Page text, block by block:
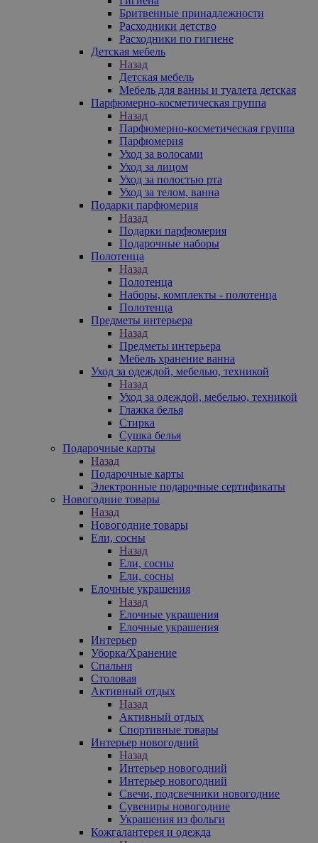
Бритвенные принадлежности
Расходники детство
Расходники по гигиене
Детская мебель
Назад
Детская мебель
Мебель для ванны и туалета детская
Парфюмерно-косметическая группа
Назад
Парфюмерно-косметическая группа
Парфюмерия
Уход за волосами
Уход за лицом
Уход за полостью рта
Уход за телом, ванна
Подарки парфюмерия
Назад
Подарки парфюмерия
Подарочные наборы
Полотенца
Назад
Полотенца
Наборы, комплекты - полотенца
Полотенца
Предметы интерьера
Назад
Предметы интерьера
Мебель хранение ванна
Уход за одеждой, мебелью, техникой
Назад
Уход за одеждой, мебелью, техникой
Глажка белья
Стирка
Сушка белья
Подарочные карты
Назад
Подарочные карты
Электронные подарочные сертификаты
Новогодние товары
Назад
Новогодние товары
Ели, сосны
Назад
Ели, сосны
Ели, сосны
Елочные украшения
Назад
Елочные украшения
Елочные украшения
Интерьер
Уборка/Хранение
Спальня
Столовая
Активный отдых
Назад
Активный отдых
Спортивные товары
Интерьер новогодний
Назад
Интерьер новогодний
Интерьер новогодний
Свечи, подсвечники новогодние
Сувениры новогодние
Украшения из фольги
Кожгалантерея и одежда